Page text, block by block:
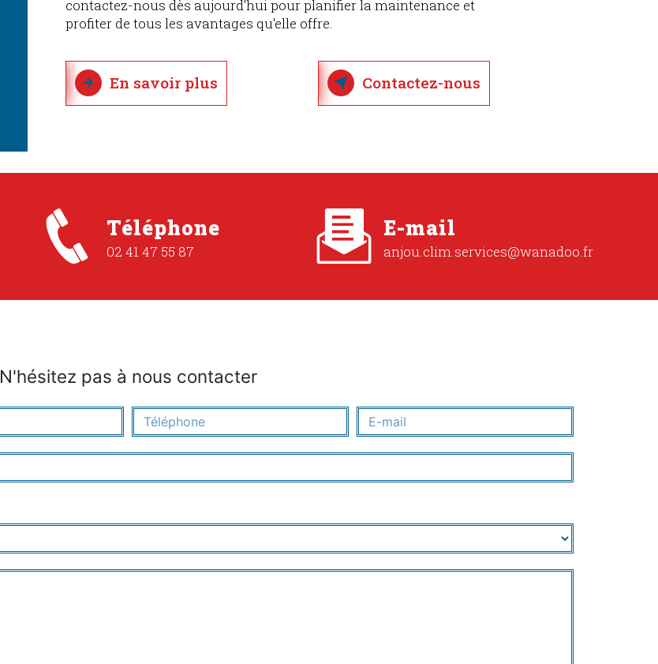
contactez-nous dès aujourd'hui pour planifier la maintenance et
profiter de tous les avantages qu'elle offre.
En savoir plus Contactez-nous
Téléphone
02 41 47 55 87
E-mail
anjou.clim.services@wanadoo.fr
N'hésitez pas à nous contacter